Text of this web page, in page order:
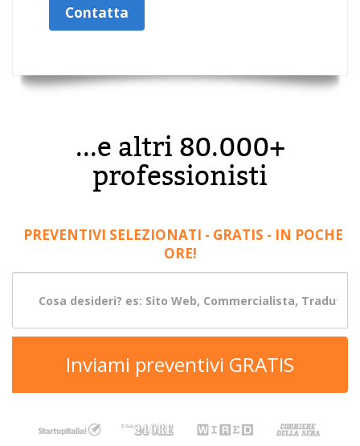
Contatta
...e altri 80.000+
professionisti
PREVENTIVI SELEZIONATI - GRATIS - IN POCHE
ORE!
Inviami preventivi GRATIS